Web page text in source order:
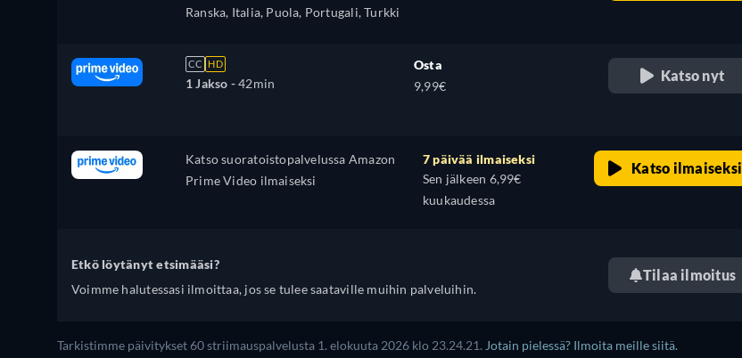
Ranska, Italia, Puola, Portugali, Turkki
CC HD
1 Jakso -42min
Osta
9,99€
Katso nyt
Katso suoratoistopalvelussa Amazon
Prime Video ilmaiseksi
7 päivää ilmaiseksi
Sen jälkeen 6,99€
kuukaudessa
Katso ilmaiseksi
Etkö löytänyt etsimääsi?
Voimme halutessasi ilmoittaa, jos se tulee saataville muihin palveluihin.
Tilaa ilmoitus
Tarkistimme päivitykset 60 striimauspalvelusta 1. elokuuta 2026 klo 23.24.21.Jotain pielessä? Ilmoita meille siitä.